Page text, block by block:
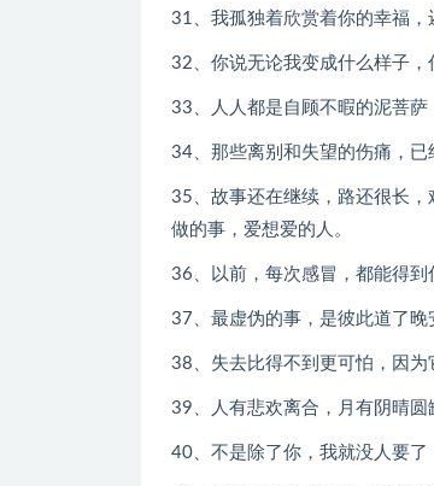
31、我孤独着欣赏着你的幸福，
32、你说无论我变成什么样子，
33、人人都是自顾不暇的泥菩萨
34、那些离别和失望的伤痛，已
35、故事还在继续，路还很长
做的事，爱想爱的人。
36、以前，每次感冒，都能得到
37、最虚伪的事，是彼此道了晚
38、失去比得不到更可怕，因为
39、人有悲欢离合，月有阴晴圆
40、不是除了你，我就没人要了